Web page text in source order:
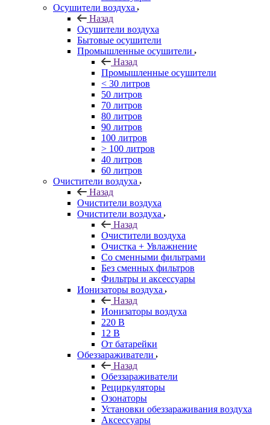
Осушители воздуха
Назад
Осушители воздуха
Бытовые осушители
Промышленные осушители
Назад
Промышленные осушители
< 30 литров
50 литров
70 литров
80 литров
90 литров
100 литров
> 100 литров
40 литров
60 литров
Очистители воздуха
Назад
Очистители воздуха
Очистители воздуха
Назад
Очистители воздуха
Очистка + Увлажнение
Cо сменными фильтрами
Без сменных фильтров
Фильтры и аксессуары
Ионизаторы воздуха
Назад
Ионизаторы воздуха
220 В
12 В
От батарейки
Обеззараживатели
Назад
Обеззараживатели
Рециркуляторы
Озонаторы
Установки обеззараживания воздуха
Аксессуары